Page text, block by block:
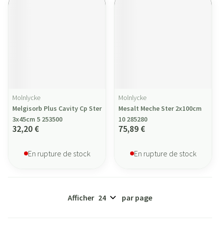
Molnlycke
Melgisorb Plus Cavity Cp Ster
3x45cm 5 253500
32,20 €
En rupture de stock
Molnlycke
Mesalt Meche Ster 2x100cm
10 285280
75,89 €
En rupture de stock
Afficher par page